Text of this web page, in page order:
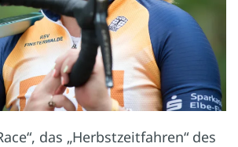
das „Herbstzeitfahren“ des